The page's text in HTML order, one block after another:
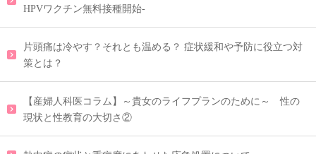
HPVワクチン無料接種開始-
片頭痛は冷やす？それとも温める？ 症状緩和や予防に役立つ対
策とは？
【産婦人科医コラム】～貴女のライフプランのために～ 性の
現状と性教育の大切さ②